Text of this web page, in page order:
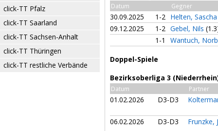
click-TT Pfalz
click-TT Saarland
click-TT Sachsen-Anhalt
click-TT Thüringen
click-TT restliche Verbände
Datum Gegner
30.09.2025 1-2 Helten,
09.12.2025
1-2 Gebel, Nils
1-1
Wantuch,
Doppel-Spiele
Bezirksoberliga 3
Datum Partner
01.02.2026 D3-D3
06.02.2026 D3-D3 Frunzke,